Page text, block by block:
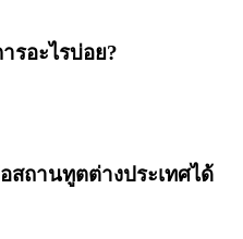
รอะไรบ่อย?
สถานทูตต่างประเทศได้